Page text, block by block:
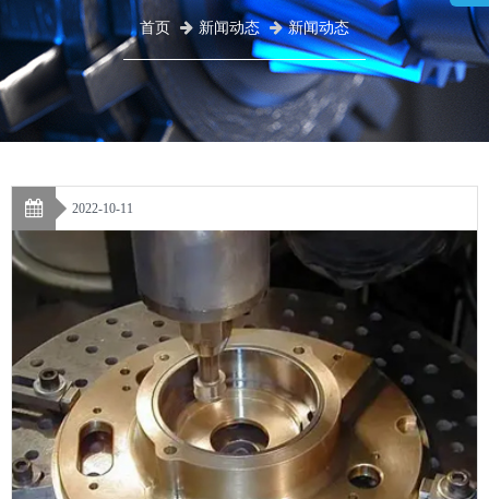
首页 新闻动态 新闻动态
2022-10-11